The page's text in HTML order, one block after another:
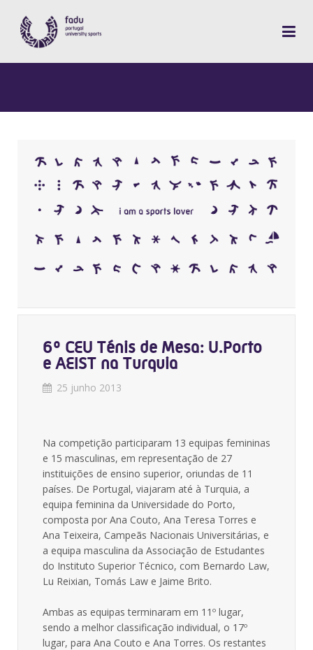
6º CEU Ténis de Mesa: U.Porto
e AEIST na Turquia
25 junho 2013
Na competição participaram 13 equipas femininas
e 15 masculinas, em representação de 27
instituições de ensino superior, oriundas de 11
países. De Portugal, viajaram até à Turquia, a
equipa feminina da Universidade do Porto,
composta por Ana Couto, Ana Teresa Torres e
Ana Teixeira, Campeãs Nacionais Universitárias, e
a equipa masculina da Associação de Estudantes
do Instituto Superior Técnico, com Bernardo Law,
Lu Reixian, Tomás Law e Jaime Brito.
Ambas as equipas terminaram em 11º lugar,
sendo a melhor classificação individual, o 17º
lugar, para Ana Couto e Ana Torres. Os restantes